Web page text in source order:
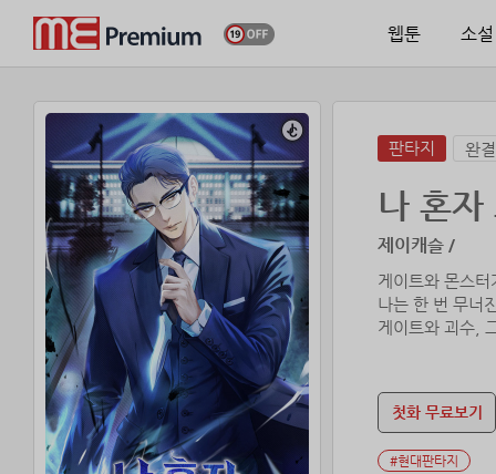
웹툰 소설
판타지 완결
나 혼자
제이캐슬 /
게이트와 몬스
나는 한 번 무너
게이트와 괴수,
더 이상의 실패
첫화 무료보기
#현대판타지